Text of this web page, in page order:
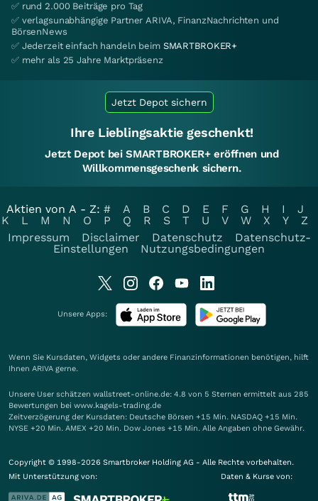
✅ rund 2.000 Beiträge pro Tag
✅ verlagsunabhängige Partner ARIVA, FinanzNachrichten und
BörsenNews
✅ Jederzeit einfach handeln beim SMARTBROKER+
✅ mehr als 25 Jahre Marktpräsenz
Jetzt Depot sichern
Ihre Lieblingsaktie geschenkt!
Jetzt Depot bei SMARTBROKER+ eröffnen und
Willkommensgeschenk sichern.
Aktien von A - Z: # A B C D E F G H I
J
K
L M N O P Q R S T U V W X Y
Z
Impressum
Disclaimer Datenschutz
Datenschutz-
Einstellungen
Nutzungsbedingungen
Unsere Apps:
Wenn Sie Kursdaten, Widgets oder andere Finanzinformationen benötigen, hilft
Ihnen ARIVA gerne.
Unsere User schätzen wallstreet-online.de: 4.8 von 5 Sternen ermittelt aus 285
Bewertungen bei www.kagels-trading.de
Zeitverzögerung der Kursdaten: Deutsche Börsen +15 Min. NASDAQ +15 Min.
NYSE +20 Min. AMEX +20 Min. Dow Jones +15 Min. Alle Angaben ohne Gewähr.
Copyright © 1998-2026 Smartbroker Holding AG - Alle Rechte vorbehalten.
Mit Unterstützung von:
Daten & Kurse von: